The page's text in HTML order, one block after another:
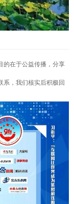
的在于公益传播，分享
系，我们核实后积极回